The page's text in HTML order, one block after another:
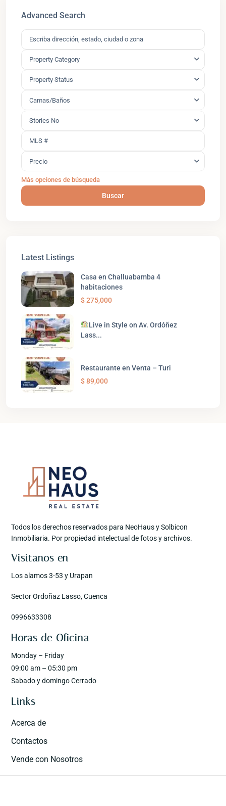
Advanced Search
Property Category
Property Status
Camas/Baños
Stories No
Precio
Más opciones de búsqueda
Buscar
Latest Listings
Casa en Challuabamba 4
habitaciones
$ 275,000
Live in Style on Av. Ordóñez
Lass...
Restaurante en Venta – Turi
$ 89,000
Todos los derechos reservados para NeoHaus y Solbicon
Inmobiliaria. Por propiedad intelectual de fotos y archivos.
Visitanos en
Los alamos 3-53 y Urapan
Sector Ordoñaz Lasso, Cuenca
0996633308
Horas de Oficina
Monday – Friday
09:00 am – 05:30 pm
Sabado y domingo Cerrado
Links
Acerca de
Contactos
Vende con Nosotros